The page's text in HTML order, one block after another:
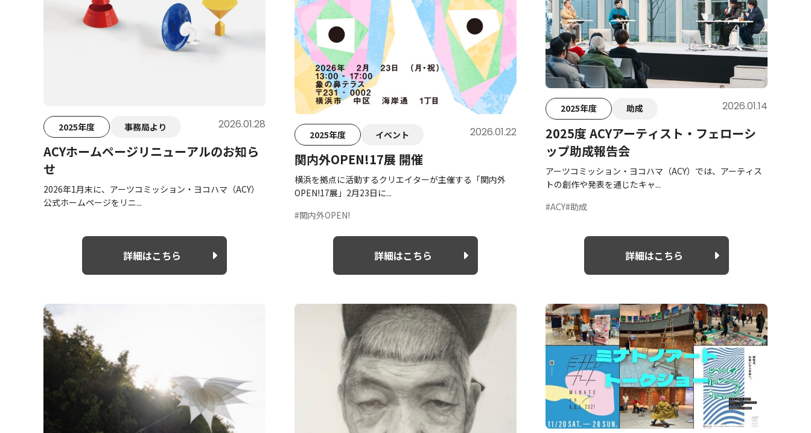
2025年度 事務局より 2026.01.28
ACYホームページリニューアルのお知ら
せ
2026年1月末に、アーツコミッション・ヨコハマ（ACY）
公式ホームページをリニ...
詳細はこちら
2025年度 イベント 2026.01.22
関内外OPEN!17展 開催
横浜を拠点に活動するクリエイターが主催する「関内外
OPEN!17展」2月23日に...
#関内外OPEN!
詳細はこちら
2025年度 助成 2026.01.14
2025度 ACYアーティスト・フェローシ
ップ助成報告会
アーツコミッション・ヨコハマ（ACY）では、アーティス
トの創作や発表を通じたキャ...
#ACY#助成
詳細はこちら